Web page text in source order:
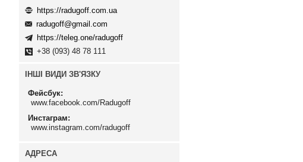
https://radugoff.com.ua
radugoff@gmail.com
https://teleg.one/radugoff
+38 (093) 48 78 111
ІНШІ ВИДИ ЗВ'ЯЗКУ
Фейсбук
www.facebook.com/Radugoff
Инстаграм
www.instagram.com/radugoff